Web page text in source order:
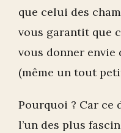
que celui des
vous garantit que
vous donner envie
(même un tout
Pourquoi ? Car
l’un des plus